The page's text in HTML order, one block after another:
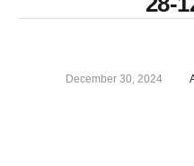
December 30, 2024